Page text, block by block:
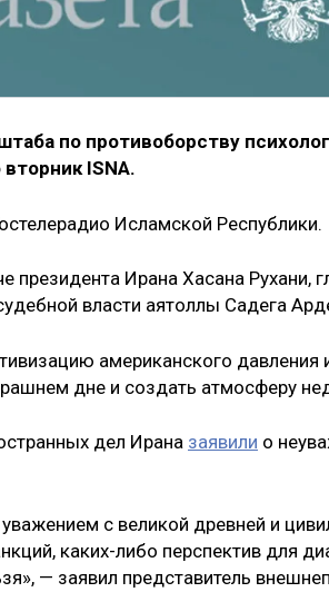
по противоборству
вторник ISNA.
Исламской Республики.
президента Ирана Хасана Рухани,
власти аятоллы Садега
американского
дне и создать атмосферу
дел Ирана заявили о
с великой древней и
каких-либо перспектив для
— заявил представитель